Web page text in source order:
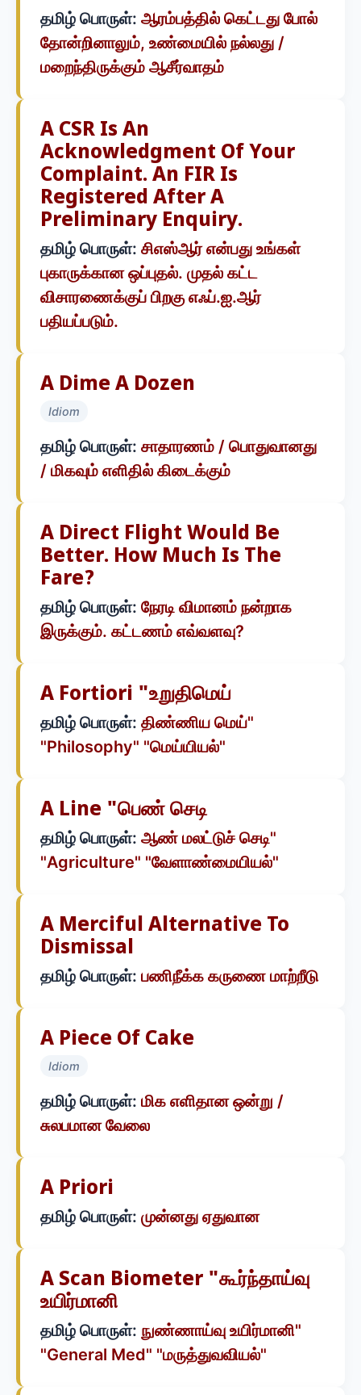
தமிழ் பொருள்: ஆரம்பத்தில் கெட்டது போல்
தோன்றினாலும், உண்மையில் நல்லது /
மறைந்திருக்கும் ஆசீர்வாதம்
A CSR Is An
Acknowledgment Of Your
Complaint. An FIR Is
Registered After A
Preliminary Enquiry.
தமிழ் பொருள்: சிஎஸ்ஆர் என்பது உங்கள்
புகாருக்கான ஒப்புதல். முதல் கட்ட
விசாரணைக்குப் பிறகு எஃப்.ஐ.ஆர்
பதியப்படும்.
A Dime A Dozen
Idiom
தமிழ் பொருள்: சாதாரணம் / பொதுவானது
/ மிகவும் எளிதில் கிடைக்கும்
A Direct Flight Would Be
Better. How Much Is The
Fare?
தமிழ் பொருள்: நேரடி விமானம் நன்றாக
இருக்கும். கட்டணம் எவ்வளவு?
A Fortiori "உறுதிமெய்
தமிழ் பொருள்: திண்ணிய மெய்"
"Philosophy" "மெய்யியல்"
A Line "பெண் செடி
தமிழ் பொருள்: ஆண் மலட்டுச் செடி"
"Agriculture" "வேளாண்மையியல்"
A Merciful Alternative To
Dismissal
தமிழ் பொருள்: பணிநீக்க கருணை மாற்றீடு
A Piece Of Cake
Idiom
தமிழ் பொருள்: மிக எளிதான ஒன்று /
சுலபமான வேலை
A Priori
தமிழ் பொருள்: முன்னது ஏதுவான
A Scan Biometer "கூர்ந்தாய்வு
உயிர்மானி
தமிழ் பொருள்: நுண்ணாய்வு உயிர்மானி"
"General Med" "மருத்துவவியல்"